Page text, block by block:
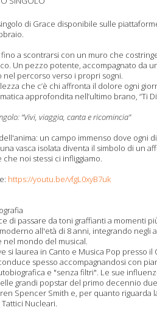
di Grace disponibile sulle
a scontrarsi con un muro che
Un pezzo potente, accompagnato da
percorso verso i propri sogni.
che c’è chi affronta il dolore ogni
approfondita nell’ultimo brano, “Ti
“Vivi, viaggia, canta e ricomincia”
un campo immenso dove ogni
vasca isolata diventa il simbolo di un
noi stessi ci infliggiamo.
https://youtu.be/vfgL0xyB7uk
passare da toni graffianti a momenti
all'età di 8 anni, integrando negli
mondo del musical.
laurea in Canto e Musica Pop presso il
spesso accompagnandosi con
e "senza filtri". Le sue
grandi popstar del primo decennio
Spencer Smith e, per quanto riguarda
Nucleari.